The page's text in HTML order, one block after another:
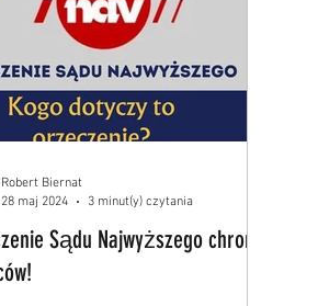
Sądu Najwyższego chroni
Robert Biernat
28 maj 2024
3 minut(y) czytania